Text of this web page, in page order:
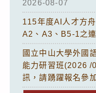
2026-08-07
115年度AI人才方
A2、A3、B5-1之
國立中山大學外國
能力研習班(2026 /
訊，請踴躍報名參